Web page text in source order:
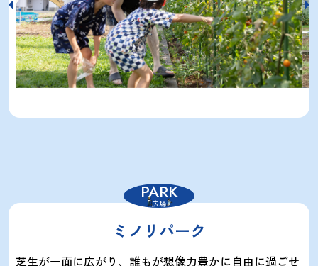
PARK
広場
ミノリパーク
芝生が一面に広がり、誰もが想像力豊かに自由に過ごせ